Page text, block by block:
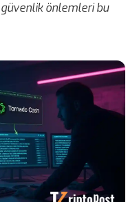
güvenlik önlemleri bu